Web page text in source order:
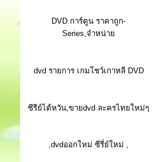
DVD การ์ตูน ราคาถูก-
Series,จำหน่าย
dvd รายการ เกมโชว์เกาหลี DVD
ซีรีย์ไต้หวัน,ขายdvd ละครไทยใหม่ๆ
,dvdออกใหม่ ซีรี่ย์ใหม่ ,